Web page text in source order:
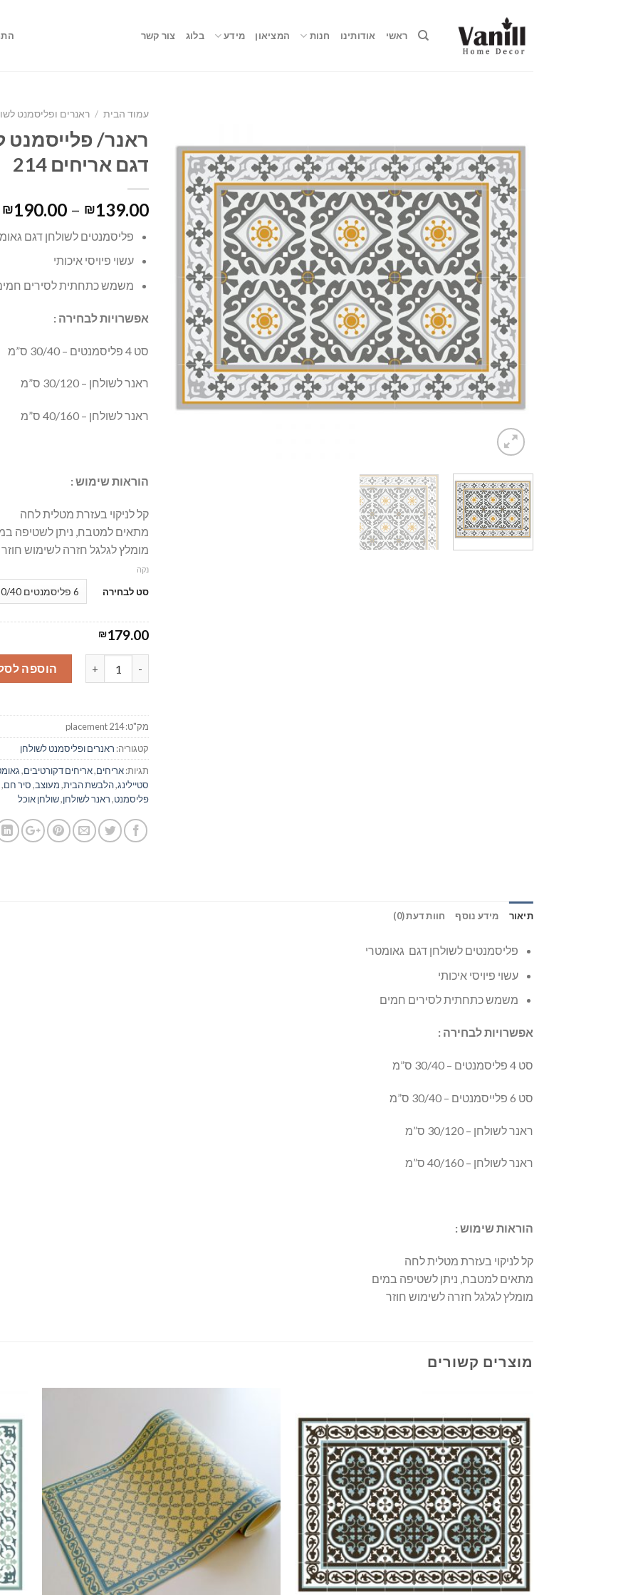
ראשי אודותינו חנות המציאון מידע בלוג צור קשר
עמוד הבית / ראנרים ופליסמנט
ראנר/ פלייסמנט
דגם אריחים 214
₪139.00
–
₪190.00
פליסמנטים לשולחן דגם
עשוי פיויסי איכותי
משמש כתחתית לסירים
אפשרויות לבחירה :
סט 4 פליסמנטים – 30/40 ס”מ
ראנר לשולחן – 30/120 ס”מ
ראנר לשולחן – 40/160 ס”מ
הוראות שימוש :
קל לניקוי בעזרת מטלית לחה
מתאים למטבח, ניתן לשטיפה
מומלץ לגלגל חזרה לשימוש חוזר
סט לבחירה
נקה
₪179.00
כמות של ראנר/ פלייסמנט לשולחן
הוספה
מק"ט:placement 214
קטגוריה: ראנרים ופליסמנט לשולחן
תגיות:אריחים,אריחים דקורטיבים,
סטיילינג,הלבשת הבית,מעוצב,סיר חם,
פליסמנט,ראנר לשולחן,שולחן אוכל
תיאור מידע נוסף חוות דעת (0)
פליסמנטים לשולחן דגם גאומטרי
עשוי פיויסי איכותי
משמש כתחתית לסירים חמים
אפשרויות לבחירה :
סט 4 פליסמנטים – 30/40 ס”מ
סט 6 פלייסמנטים – 30/40 ס”מ
ראנר לשולחן – 30/120 ס”מ
ראנר לשולחן – 40/160 ס”מ
הוראות שימוש :
קל לניקוי בעזרת מטלית לחה
מתאים למטבח, ניתן לשטיפה במים
מומלץ לגלגל חזרה לשימוש חוזר
מוצרים קשורים